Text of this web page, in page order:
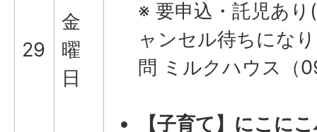
29
金
曜
日
※ 要申込・託児あ
ャンセル待ちにな
問 ミルクハウス
【子育て】にこに